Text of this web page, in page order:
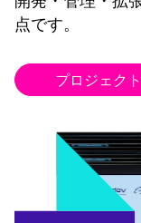
点です。
プロジェク